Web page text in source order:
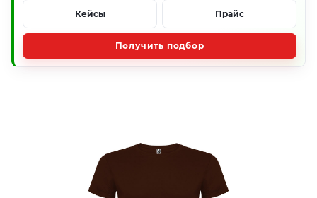
Кейсы Прайс
Получить подбор